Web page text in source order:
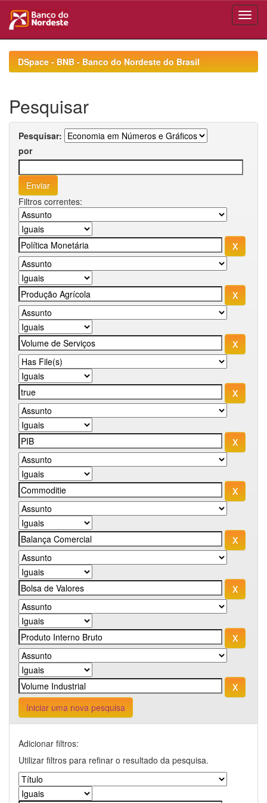
navigationDSpace - BNB - Banco do Nordeste do Brasil
Pesquisar
Pesquisar:
por
Filtros correntes:
Iniciar uma nova pesquisa
Adicionar filtros:
Utilizar filtros para refinar o resultado da pesquisa.